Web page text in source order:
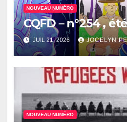
NOUVEAU NUMÉRO
CQFD – n°254 ,
JUIL 21, 2026 JOCELYN
NOUVEAU NUMÉRO